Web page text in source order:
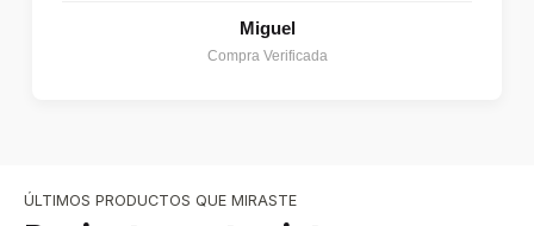
Miguel
Compra Verificada
ÚLTIMOS PRODUCTOS QUE MIRASTE